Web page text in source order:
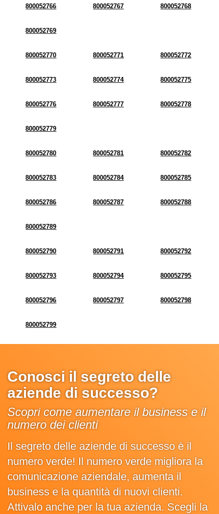
800052766 800052767 800052768
800052769
800052770 800052771 800052772
800052773 800052774 800052775
800052776 800052777 800052778
800052779
800052780 800052781 800052782
800052783 800052784 800052785
800052786 800052787 800052788
800052789
800052790 800052791 800052792
800052793 800052794 800052795
800052796 800052797 800052798
800052799
Conosci il segreto delle
aziende di successo?
Scopri come aumentare il business e il
numero dei clienti
Il segreto delle aziende di successo è il
numero verde! Il numero verde migliora la
comunicazione aziendale, aumenta il
business e la quantità di nuovi clienti.
Attivalo anche per la tua azienda. Scegli la